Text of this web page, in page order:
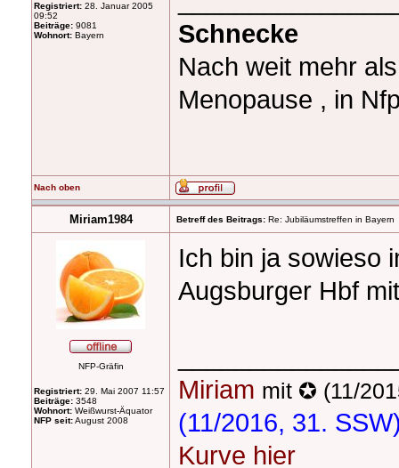
Registriert: 28. Januar 2005
09:52
Beiträge: 9081
Wohnort: Bayern
Schnecke
Nach weit mehr
Menopause , in
Nach oben
Miriam1984 Betreff des Beitrags: Re: Jubiläumstreffen in Bayern
NFP-Gräfin
Registriert: 29. Mai 2007 11:57
Beiträge: 3548
Wohnort: Weißwurst-Äquator
NFP seit:August 2008
Ich bin ja sowieso
Augsburger Hbf
Miriam mit ✪ (11/
(11/2016, 31.
Kurve hier